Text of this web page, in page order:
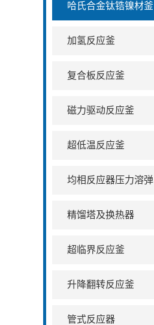
哈氏合金钛锆镍材釜
加氢反应釜
复合板反应釜
磁力驱动反应釜
超低温反应釜
均相反应器压力溶弹
精馏塔及换热器
超临界反应釜
升降翻转反应釜
管式反应器